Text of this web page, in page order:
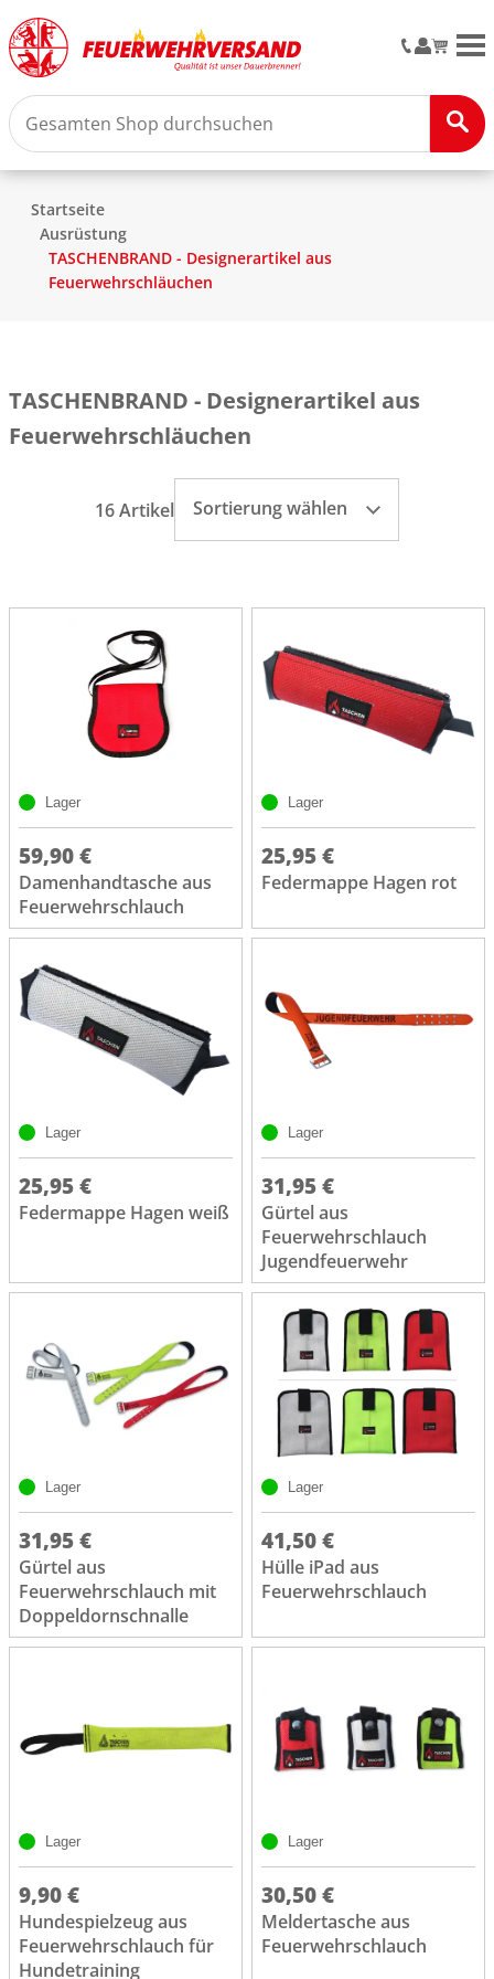
Startseite
Ausrüstung
TASCHENBRAND - Designerartikel aus
Feuerwehrschläuchen
TASCHENBRAND - Designerartikel aus
Feuerwehrschläuchen
16 Artikel Sortierung wählen
Lager
59,90 €
Damenhandtasche aus
Feuerwehrschlauch
Lager
25,95 €
Federmappe Hagen rot
Lager
25,95 €
Federmappe Hagen weiß
Lager
31,95 €
Gürtel aus
Feuerwehrschlauch
Jugendfeuerwehr
Lager
31,95 €
Gürtel aus
Feuerwehrschlauch mit
Doppeldornschnalle
Lager
41,50 €
Hülle iPad aus
Feuerwehrschlauch
Lager
9,90 €
Hundespielzeug aus
Feuerwehrschlauch für
Hundetraining
Lager
30,50 €
Meldertasche aus
Feuerwehrschlauch